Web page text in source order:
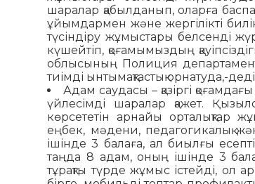
шаралар қабылданып, оларға
ұйымдармен және жергілікті
түсіндіру жұмыстары белсенді
күшейтіп, қоғамымыздың
облысының Полиция
тиімді ынтымақтастық орнатуда,-
Адам саудасы – қазіргі
үйлесімді шаралар қажет.
көрсететін арнайы орталықтар
еңбек, мәдени, педагогикалық
ішінде 3 балаға, ал биылғы
таңда 8 адам, оның ішінде 3
тұрақты түрде жұмыс істейді, ол